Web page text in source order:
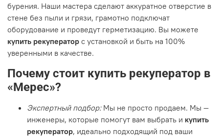
бурения. Наши мастера сделают аккуратное отверстие в
стене без пыли и грязи, грамотно подключат
оборудование и проведут герметизацию. Вы можете
купить рекуператор с установкой и быть на 100%
уверенными в качестве.
Почему стоит купить рекуператор в
«Мерес»?
Экспертный подбор:Мы не просто продаем. Мы —
инженеры, которые помогут вам выбрать и купить
рекуператор, идеально подходящий под ваши